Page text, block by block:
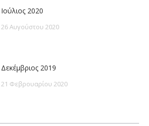
Ιούλιος 2020
26 Αυγούστου 2020
Δεκέμβριος 2019
21 Φεβρουαρίου 2020